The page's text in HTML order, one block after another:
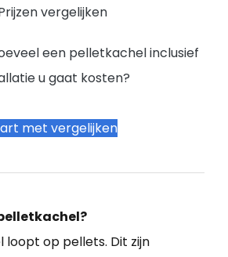
vergelijken
een pelletkachel inclusief
u gaat kosten?
met vergelijken
loopt op pellets. Dit zijn